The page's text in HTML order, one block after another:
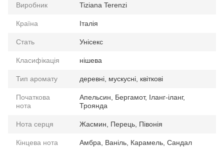
Виробник Tiziana Terenzi
Країна Італія
Стать Унісекс
Класифікація нішева
Тип аромату деревні, мускусні, квіткові
Початкова
нота
Апельсин, Бергамот, Іланг-іланг,
Троянда
Нота серця Жасмин, Перець, Півонія
Кінцева нота Амбра, Ваніль, Карамель, Сандал